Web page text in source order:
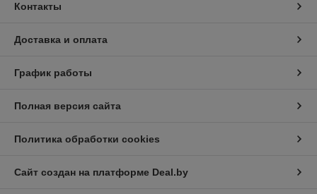
Контакты
Доставка и оплата
График работы
Полная версия сайта
Политика обработки cookies
Сайт создан на платформе Deal.by